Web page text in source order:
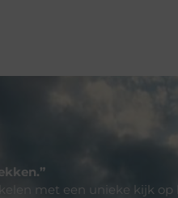
met een unieke kijk op